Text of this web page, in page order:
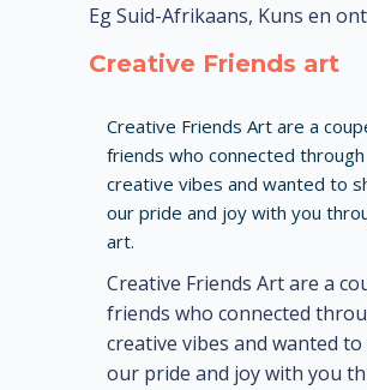
Eg Suid-Afrikaans, Kuns en
Creative Friends art
Creative Friends Art are a
friends who connected through
creative vibes and wanted to
our pride and joy with you
art.
Creative Friends Art are a
friends who connected
creative vibes and wanted to
our pride and joy with you